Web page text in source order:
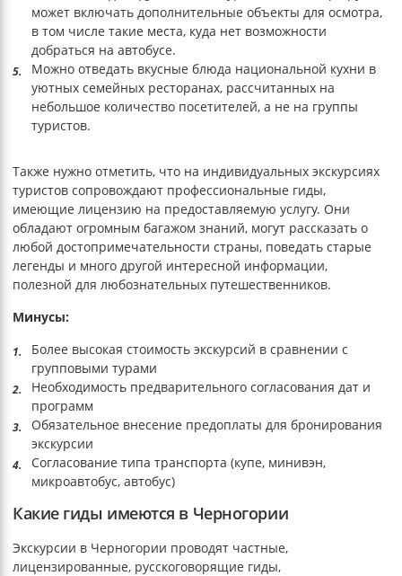
может включать дополнительные объекты для осмотра,
в том числе такие места, куда нет возможности
добраться на автобусе.
Можно отведать вкусные блюда национальной кухни в
уютных семейных ресторанах, рассчитанных на
небольшое количество посетителей, а не на группы
туристов.
Также нужно отметить, что на индивидуальных экскурсиях
туристов сопровождают профессиональные гиды,
имеющие лицензию на предоставляемую услугу. Они
обладают огромным багажом знаний, могут рассказать о
любой достопримечательности страны, поведать старые
легенды и много другой интересной информации,
полезной для любознательных путешественников.
Минусы:
Более высокая стоимость экскурсий в сравнении с
групповыми турами
Необходимость предварительного согласования дат и
программ
Обязательное внесение предоплаты для бронирования
экскурсии
Согласование типа транспорта (купе, минивэн,
микроавтобус, автобус)
Какие гиды имеются в Черногории
Экскурсии в Черногории проводят частные,
лицензированные, русскоговорящие гиды,